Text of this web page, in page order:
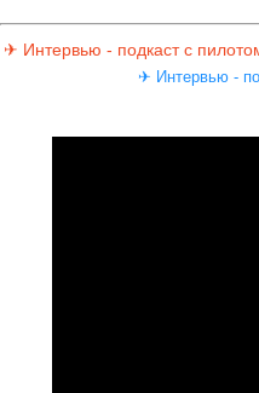
✈ Интервью - подкаст с
✈ Интервью -